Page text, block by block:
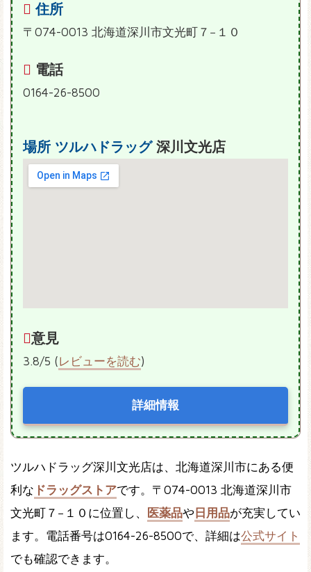
住所
〒074-0013 北海道深川市文光町７−１０
電話
0164-26-8500
場所 ツルハドラッグ深川文光店
意見
3.8/5 (レビューを読む)
詳細情報
ツルハドラッグ深川文光店は、北海道深川市にある便
利な ドラッグストアです。〒074-0013 北海道深川市
文光町７−１０に位置し、
医薬品や 日用品が充実してい
ます。電話番号は0164-26-8500で、詳細は公式サイト
でも確認できます。